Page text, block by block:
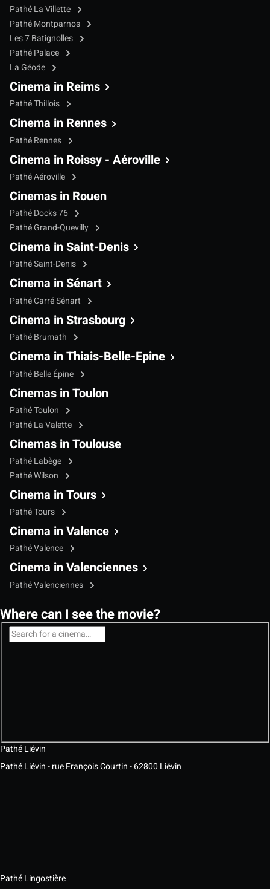
Pathé La Villette
Pathé Montparnos
Les 7 Batignolles
Pathé Palace
La Géode
Cinema in Reims
Pathé Thillois
Cinema in Rennes
Pathé Rennes
Cinema in Roissy - Aéroville
Pathé Aéroville
Cinemas in Rouen
Pathé Docks 76
Pathé Grand-Quevilly
Cinema in Saint-Denis
Pathé Saint-Denis
Cinema in Sénart
Pathé Carré Sénart
Cinema in Strasbourg
Pathé Brumath
Cinema in Thiais-Belle-Epine
Pathé Belle Épine
Cinemas in Toulon
Pathé Toulon
Pathé La Valette
Cinemas in Toulouse
Pathé Labège
Pathé Wilson
Cinema in Tours
Pathé Tours
Cinema in Valence
Pathé Valence
Cinema in Valenciennes
Pathé Valenciennes
Where can I see the movie?
Pathé Liévin
Pathé Liévin - rue François Courtin - 62800 Liévin
Pathé Lingostière